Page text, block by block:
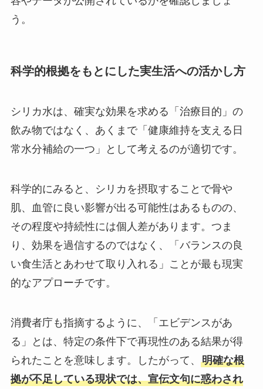
う。
科学的根拠をもとにした実生活への活かし方
シリカ水は、確実な効果を求める「治療目的」の
飲み物ではなく、あくまで「健康維持を支える日
常水分補給の一つ」として考えるのが適切です。
科学的にみると、シリカを摂取することで骨や
肌、血管に良い影響が出る可能性はあるものの、
その程度や持続性には個人差があります。つま
り、効果を過信するのではなく、「バランスの良
い食生活とあわせて取り入れる」ことが最も現実
的なアプローチです。
消費者庁も指摘するように、「エビデンスがあ
る」とは、特定の条件下で再現性のある結果が得
られたことを意味します。したがって、 明確な根
拠が不足している現状では、宣伝文句に惑わされ